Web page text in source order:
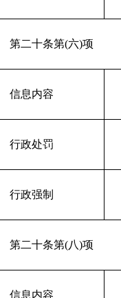
第二十条第(六)项
信息内容
行政处罚
行政强制
第二十条第(八)项
信息内容